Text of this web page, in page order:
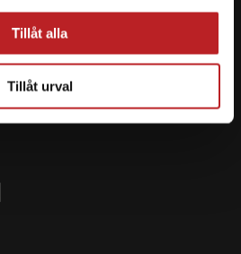
Tillåt alla
Tillåt urval
Dina köp är alltid